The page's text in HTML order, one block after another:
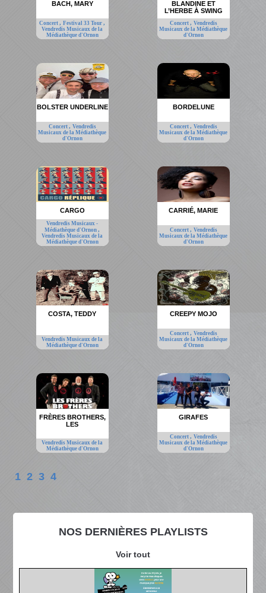
NOS DERNIÈRES PLAYLISTS
Voir tout
BACH, MARY
Concert,Festival 33 Tour,
Vendredis Musicaux de la
Médiathèque d'Ornon
BLANDINE ET
L’HERBE À SWING
Concert , Vendredis
Musicaux de la Médiathèque
d'Ornon
BOLSTER UNDERLINE
Concert , Vendredis
Musicaux de la Médiathèque
d'Ornon
BORDELUNE
Concert , Vendredis
Musicaux de la Médiathèque
d'Ornon
CARGO
Vendredis Musicaux -
Médiathèque d'Ornon,
Vendredis Musicaux de la
Médiathèque d'Ornon
CARRIÉ, MARIE
Concert , Vendredis
Musicaux de la Médiathèque
d'Ornon
COSTA, TEDDY
Vendredis Musicaux de la
Médiathèque d'Ornon
CREEPY MOJO
Concert , Vendredis
Musicaux de la Médiathèque
d'Ornon
FRÈRES BROTHERS,
LES
Vendredis Musicaux de la
Médiathèque d'Ornon
GIRAFES
Concert , Vendredis
Musicaux de la Médiathèque
d'Ornon
1 2 3 4